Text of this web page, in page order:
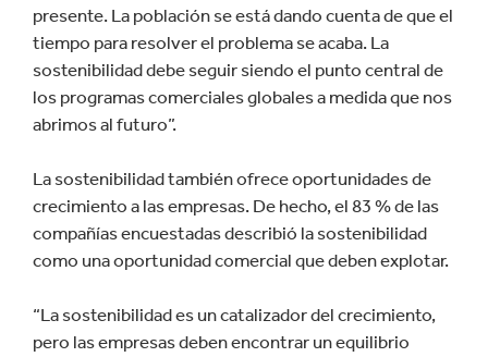
presente. La población se está dando cuenta de que el
tiempo para resolver el problema se acaba. La
sostenibilidad debe seguir siendo el punto central de
los programas comerciales globales a medida que nos
abrimos al futuro”.
La sostenibilidad también ofrece oportunidades de
crecimiento a las empresas. De hecho, el 83 % de las
compañías encuestadas describió la sostenibilidad
como una oportunidad comercial que deben explotar.
“La sostenibilidad es un catalizador del crecimiento,
pero las empresas deben encontrar un equilibrio